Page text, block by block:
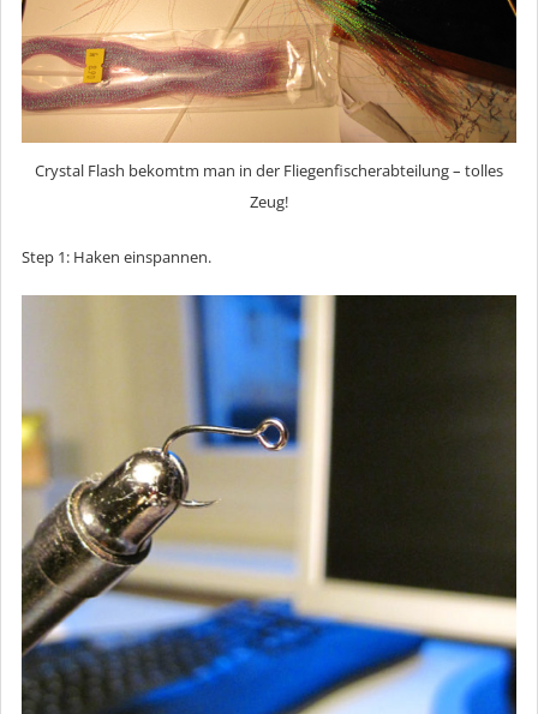
Crystal Flash bekomtm man in der Fliegenfischerabteilung – tolles
Zeug!
Step 1: Haken einspannen.